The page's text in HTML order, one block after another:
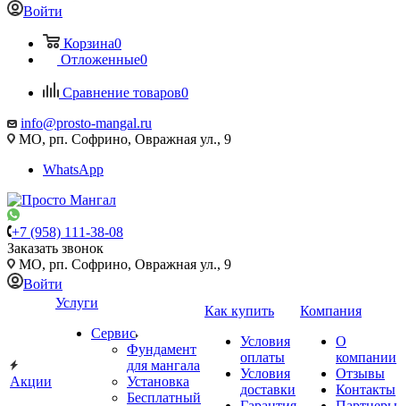
Войти
Корзина0
Отложенные0
Сравнение товаров0
info@prosto-mangal.ru
МО, рп. Софрино, Овражная ул., 9
WhatsApp
+7 (958) 111-38-08
Заказать звонок
МО, рп. Софрино, Овражная ул., 9
Войти
Акции
Услуги
Сервис
Фундамент
для мангала
Установка
Бесплатный
Как купить
Условия
оплаты
Условия
доставки
Компания
О
компании
Отзывы
Контакты